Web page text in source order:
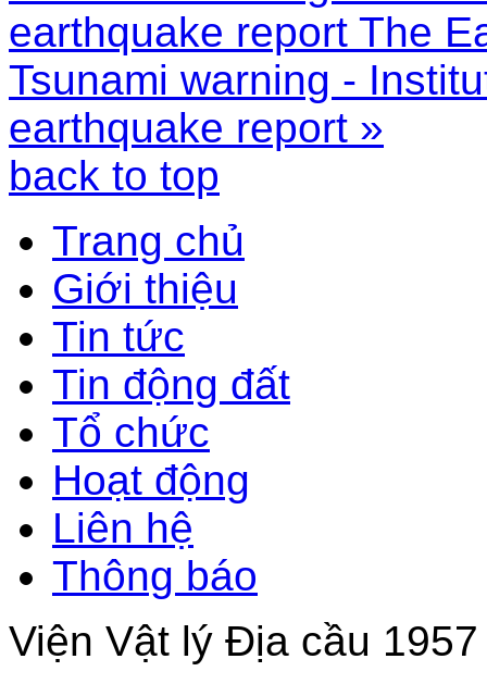
earthquake report The
Tsunami warning -
earthquake report »
back to top
Trang chủ
Giới thiệu
Tin tức
Tin động đất
Tổ chức
Hoạt động
Liên hệ
Thông báo
Viện Vật lý Địa cầu